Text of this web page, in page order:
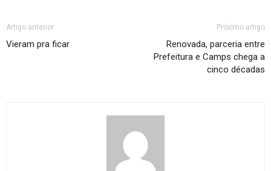
Artigo anterior
Vieram pra ficar
Próximo artigo
Renovada, parceria entre
Prefeitura e Camps chega a
cinco décadas